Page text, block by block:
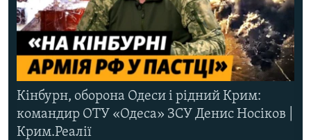
Кінбурн, оборона Одеси і рідний Крим:
командир ОТУ «Одеса» ЗСУ Денис Носіков |
Крим.Реалії